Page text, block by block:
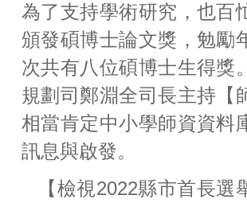
為了支持學術研究，也百
頒發碩博士論文獎，勉勵
次共有八位碩博士生得獎
規劃司鄭淵全司長主持【
相當肯定中小學師資資料
訊息與啟發。
【檢視2022縣市首長選